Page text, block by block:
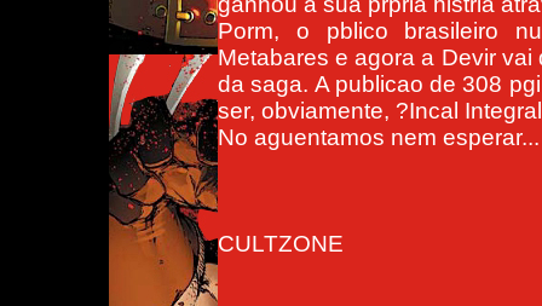
Porm, o pblico brasileiro
Metabares e agora a Devir
da saga. A publicao de 308
ser, obviamente, ?Incal
No aguentamos nem esperar...
CULTZONE